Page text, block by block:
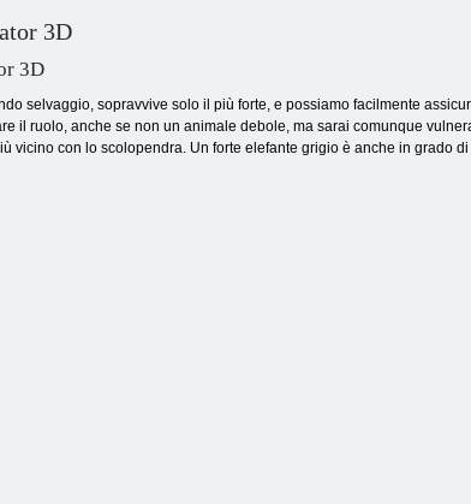
3D
3D
selvaggio, sopravvive solo il più forte, e possiamo facilmente
il ruolo, anche se non un animale debole, ma sarai comunque
vicino con lo scolopendra. Un forte elefante grigio è anche in grado